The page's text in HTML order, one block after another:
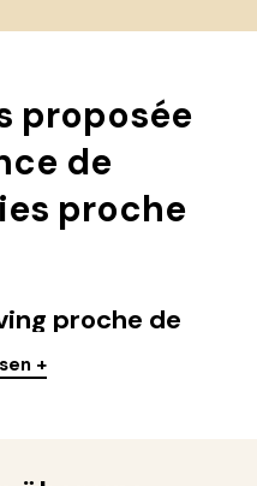
proposée
de
proche
proche de
+